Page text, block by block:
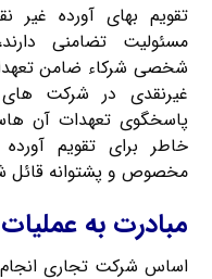
تقویم بهای آورده
مسئولیت تضامنی
شخصی شرکاء ضامن
غیرنقدی در شرکت
پاسخگوی تعهدات آن
خاطر برای تقویم
مخصوص و پشتوانه قائل
مبادرت به عملیات